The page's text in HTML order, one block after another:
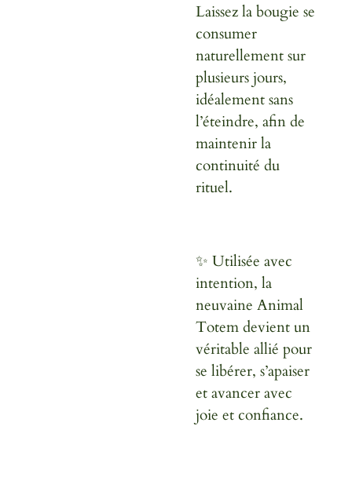
Laissez la bougie se
consumer
naturellement sur
plusieurs jours,
idéalement sans
l’éteindre, afin de
maintenir la
continuité du
rituel.
✨ Utilisée avec
intention, la
neuvaine Animal
Totem devient un
véritable allié pour
se libérer, s’apaiser
et avancer avec
joie et confiance.